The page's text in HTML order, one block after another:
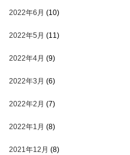
2022年6月 (10)
2022年5月 (11)
2022年4月 (9)
2022年3月 (6)
2022年2月 (7)
2022年1月 (8)
2021年12月 (8)